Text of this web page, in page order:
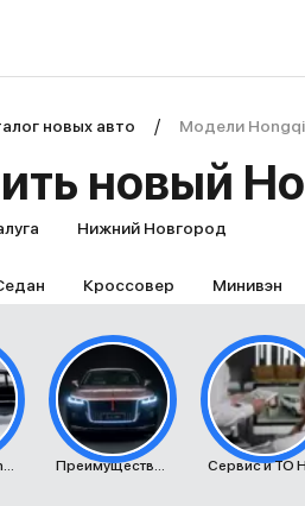
новых авто Модели Hongqi
новый
Нижний Новгород
Кроссовер Минивэн
О бренде Hongqi Преимущества автомобилей Hongqi